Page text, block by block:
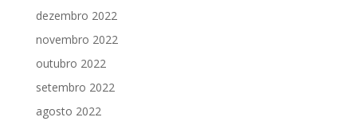
dezembro 2022
novembro 2022
outubro 2022
setembro 2022
agosto 2022